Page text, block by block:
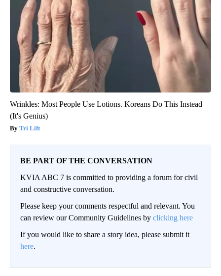
Wrinkles: Most People Use Lotions. Koreans Do This Instead
(It's Genius)
Tri Lift
BE PART OF THE CONVERSATION
KVIA ABC 7 is committed to providing a forum for civil
and constructive conversation.
Please keep your comments respectful and relevant. You
can review our Community Guidelines by clicking here
If you would like to share a story idea, please submit it
here.